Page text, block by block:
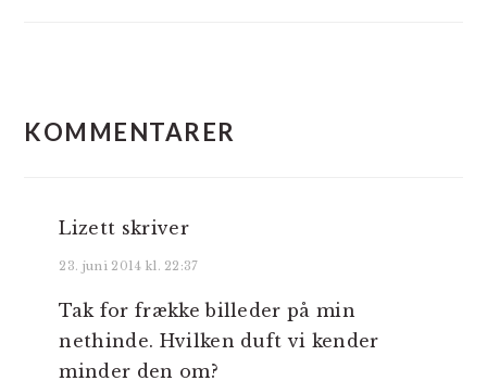
KOMMENTARER
Lizett skriver
23. juni 2014 kl. 22:37
Tak for frække billeder på min
nethinde. Hvilken duft vi kender
minder den om?